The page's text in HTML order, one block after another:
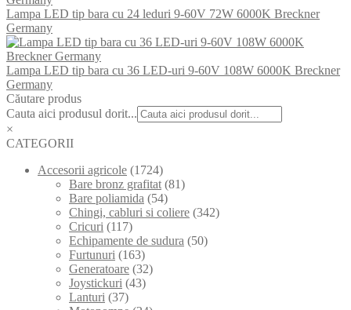
Lampa LED tip bara cu 24 leduri 9-60V 72W 6000K Breckner
Germany
Lampa LED tip bara cu 36 LED-uri 9-60V 108W 6000K Breckner
Germany
Căutare produs
Cauta aici produsul dorit...
×
CATEGORII
Accesorii agricole (1724)
Bare bronz grafitat (81)
Bare poliamida (54)
Chingi, cabluri si coliere (342)
Cricuri (117)
Echipamente de sudura (50)
Furtunuri (163)
Generatoare (32)
Joystickuri (43)
Lanturi (37)